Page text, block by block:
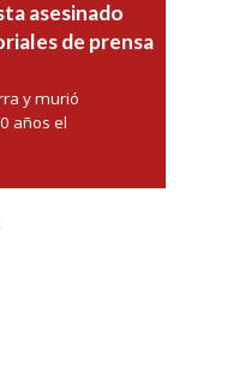
asesinado
de prensa
y murió
años el